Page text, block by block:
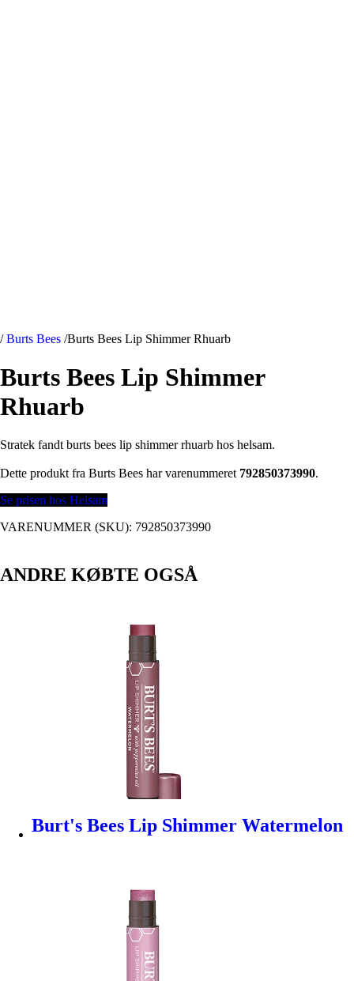
/ Burts Bees /Burts Bees Lip Shimmer Rhuarb
Burts Bees Lip Shimmer
Rhuarb
Stratek fandt burts bees lip shimmer rhuarb hos helsam.
Dette produkt fra Burts Bees har varenummeret 792850373990.
Se prisen hos Helsam
VARENUMMER (SKU): 792850373990
ANDRE KØBTE OGSÅ
Burt's Bees Lip Shimmer Watermelon